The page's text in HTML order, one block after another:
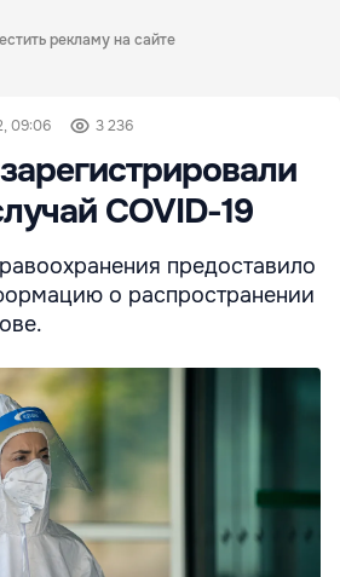
рекламу на сайте
09:06 3 236
COVID-19
предоставило
о распространении